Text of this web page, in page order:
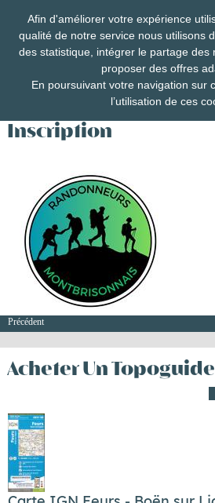
Afin d'améliorer votre expérience
qualité de notre service nous utilisons
des statistique, intégrer le partage des
proposer des offres
En poursuivant votre navigation sur
l’utilisation de ces
Inscription
40ème randonnée de la
Précédent
Acheter Un